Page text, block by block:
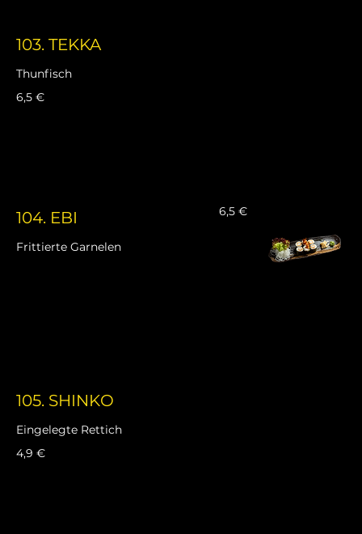
103. TEKKA
Thunfisch
6,5 €
104. EBI
Frittierte Garnelen
6,5 €
105. SHINKO
Eingelegte Rettich
4,9 €